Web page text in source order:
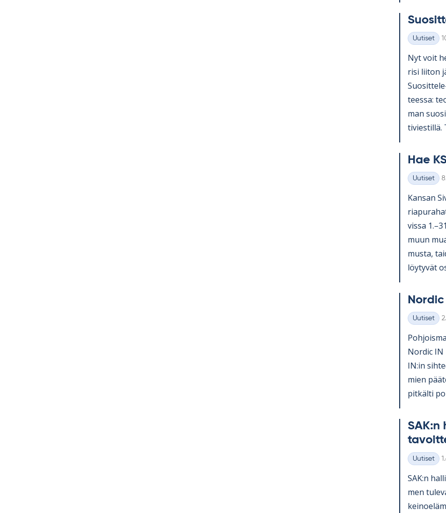
Kategoriat
Uutiset
Nyt voit
risi lii­ton
teessa:
man
ti­vies­tillä.
Hae
Kategoriat
Uutiset
Kan­san
vissa
muun
musta,
löy­ty­vät
Kategoriat
Uutiset
Nor­dic IN
IN:in
mien
pit­kälti
SAK:n
Kategoriat
Uutiset
SAK:n
men